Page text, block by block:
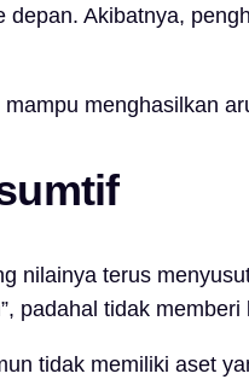
Akibatnya,
menghasilkan
nilainya terus
padahal tidak
tidak memiliki aset